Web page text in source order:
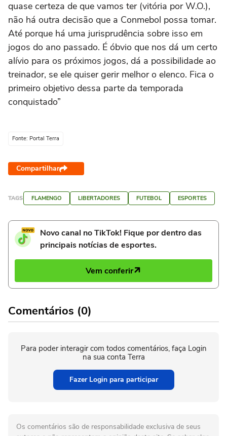
quase certeza de que vamos ter (vitória por W.O.),
não há outra decisão que a Conmebol possa tomar.
Até porque há uma jurisprudência sobre isso em
jogos do ano passado. É óbvio que nos dá um certo
alívio para os próximos jogos, dá a possibilidade ao
treinador, se ele quiser gerir melhor o elenco. Fica o
primeiro objetivo dessa parte da temporada
conquistado”
Fonte: Portal Terra
Compartilhar
TAGS FLAMENGO LIBERTADORES FUTEBOL ESPORTES
Novo canal no TikTok! Fique por dentro das
principais notícias de esportes.
Vem conferir
Comentários (0)
Para poder interagir com todos comentários, faça Login
na sua conta Terra
Fazer Login para participar
Os comentários são de responsabilidade exclusiva de seus